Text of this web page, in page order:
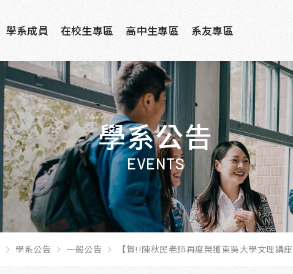
學系成員 在校生專區 高中生專區 系友專區
學系公告
EVENTS
學系公告 一般公告 【賀!!陳秋民老師再度榮獲東吳大學文理講